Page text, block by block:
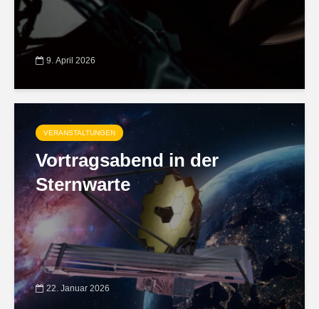
9. April 2026
VERANSTALTUNGEN
Vortragsabend in der
Sternwarte
22. Januar 2026